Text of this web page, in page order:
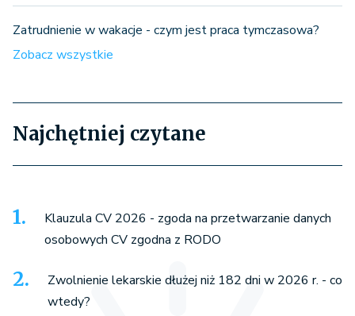
Zatrudnienie w wakacje - czym jest praca tymczasowa?
Zobacz wszystkie
Najchętniej czytane
Klauzula CV 2026 - zgoda na przetwarzanie danych
osobowych CV zgodna z RODO
Zwolnienie lekarskie dłużej niż 182 dni w 2026 r. - co
wtedy?